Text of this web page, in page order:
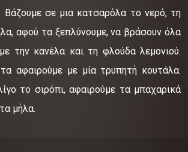
Βάζουμε σε μια κατσαρόλα το νερό, τη
αφού τα ξεπλύνουμε, να βράσουν όλα
την κανέλα και τη φλούδα λεμονιού.
αφαιρούμε με μία τρυπητή κουτάλα.
το σιρόπι, αφαιρούμε τα μπαχαρικά
μήλα.